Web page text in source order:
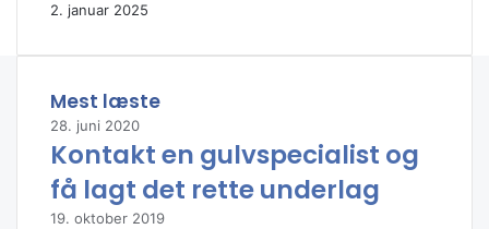
e
r
e
s
2. januar 2025
Mest læste
28. juni 2020
Kontakt en gulvspecialist og
få lagt det rette underlag
19. oktober 2019